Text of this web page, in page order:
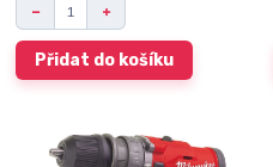
Přidat do košíku